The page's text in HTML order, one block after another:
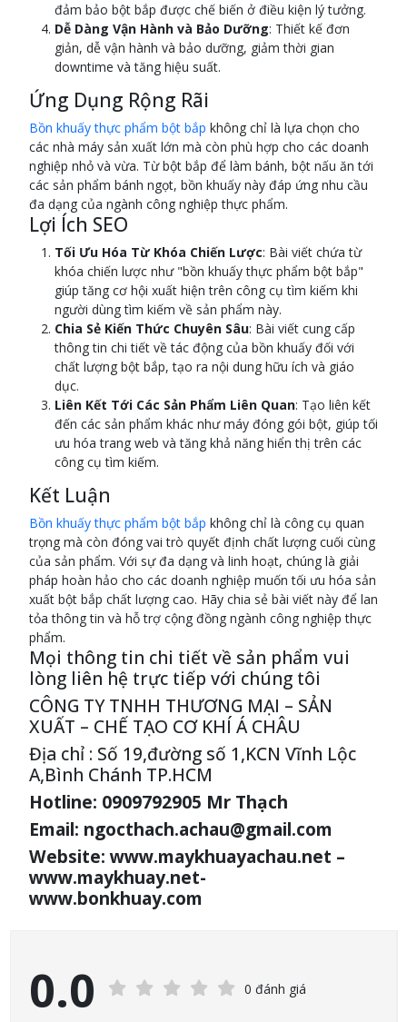
đảm bảo bột bắp được chế biến ở điều kiện lý tưởng.
Dễ Dàng Vận Hành và Bảo Dưỡng: Thiết kế đơn
giản, dễ vận hành và bảo dưỡng, giảm thời gian
downtime và tăng hiệu suất.
Ứng Dụng Rộng Rãi
Bồn khuấy thực phẩm bột bắp không chỉ là lựa chọn cho
các nhà máy sản xuất lớn mà còn phù hợp cho các doanh
nghiệp nhỏ và vừa. Từ bột bắp để làm bánh, bột nấu ăn tới
các sản phẩm bánh ngọt, bồn khuấy này đáp ứng nhu cầu
đa dạng của ngành công nghiệp thực phẩm.
Lợi Ích SEO
Tối Ưu Hóa Từ Khóa Chiến Lược: Bài viết chứa từ
khóa chiến lược như "bồn khuấy thực phẩm bột bắp"
giúp tăng cơ hội xuất hiện trên công cụ tìm kiếm khi
người dùng tìm kiếm về sản phẩm này.
Chia Sẻ Kiến Thức Chuyên Sâu: Bài viết cung cấp
thông tin chi tiết về tác động của bồn khuấy đối với
chất lượng bột bắp, tạo ra nội dung hữu ích và giáo
dục.
Liên Kết Tới Các Sản Phẩm Liên Quan: Tạo liên kết
đến các sản phẩm khác như máy đóng gói bột, giúp tối
ưu hóa trang web và tăng khả năng hiển thị trên các
công cụ tìm kiếm.
Kết Luận
Bồn khuấy thực phẩm bột bắp không chỉ là công cụ quan
trọng mà còn đóng vai trò quyết định chất lượng cuối cùng
của sản phẩm. Với sự đa dạng và linh hoạt, chúng là giải
pháp hoàn hảo cho các doanh nghiệp muốn tối ưu hóa sản
xuất bột bắp chất lượng cao. Hãy chia sẻ bài viết này để lan
tỏa thông tin và hỗ trợ cộng đồng ngành công nghiệp thực
phẩm.
Mọi thông tin chi tiết về sản phẩm vui
lòng liên hệ trực tiếp với chúng tôi
CÔNG TY TNHH THƯƠNG MẠI – SẢN
XUẤT – CHẾ TẠO CƠ KHÍ Á CHÂU
Địa chỉ : Số 19,đường số 1,KCN Vĩnh Lộc
A,Bình Chánh TP.HCM
Hotline: 0909792905 Mr Thạch
Email: ngocthach.achau@gmail.com
Website: www.maykhuayachau.net –
www.maykhuay.net-
www.bonkhuay.com
0.0 0 đánh giá